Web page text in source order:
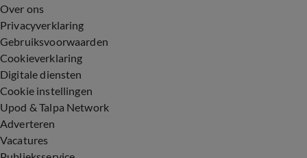
Over ons
Privacyverklaring
Gebruiksvoorwaarden
Cookieverklaring
Digitale diensten
Cookie instellingen
Upod & Talpa Network
Adverteren
Vacatures